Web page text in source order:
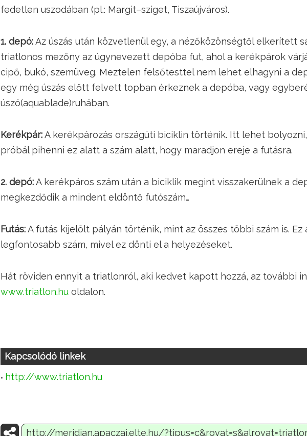
fedetlen uszodában (pl.: Margit–sziget, Tiszaújváros).
1. depó:Az úszás után közvetlenül egy, a nézőközönségtől elkerített
triatlonos mezőny az úgynevezett depóba fut, ahol a kerékpárok
cipő, bukó, szemüveg. Meztelen felsőtesttel nem lehet elhagyni a
egy még úszás előtt felvett topban érkeznek a depóba, vagy
úszó(aquablade)ruhában.
Kerékpár:A kerékpározás országúti biciklin történik. Itt lehet
próbál pihenni ez alatt a szám alatt, hogy maradjon ereje a futásra.
2. depó:A kerékpáros szám után a biciklik megint visszakerülnek a
megkezdődik a mindent eldöntő futószám…
Futás:A futás kijelölt pályán történik, mint az összes többi szám is. Ez
legfontosabb szám, mivel ez dönti el a helyezéseket.
Hát röviden ennyit a triatlonról, aki kedvet kapott hozzá, az további
www.triatlon.hu oldalon.
Kapcsolódó linkek
http://www.triatlon.hu